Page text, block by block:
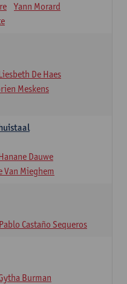
Yann Morard
De Haes
Meskens
Dauwe
Van Mieghem
Pablo Castaño Sequeros
Burman